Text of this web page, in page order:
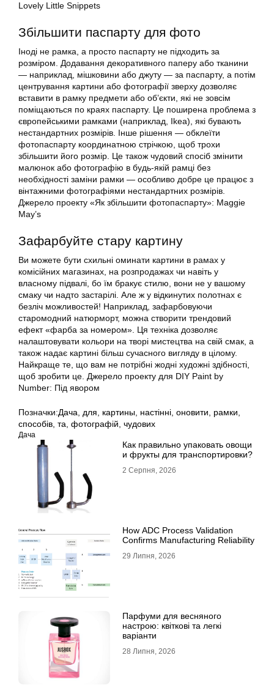
Lovely Little Snippets
Збільшити паспарту для фото
Іноді не рамка, а просто паспарту не підходить за
розміром. Додавання декоративного паперу або тканини
— наприклад, мішковини або джуту — за паспарту, а потім
центрування картини або фотографії зверху дозволяє
вставити в рамку предмети або об’єкти, які не зовсім
поміщаються по краях паспарту. Це поширена проблема з
європейськими рамками (наприклад, Ikea), які бувають
нестандартних розмірів. Інше рішення — обклеїти
фотопаспарту координатною стрічкою, щоб трохи
збільшити його розмір. Це також чудовий спосіб змінити
малюнок або фотографію в будь-якій рамці без
необхідності заміни рамки — особливо добре це працює з
вінтажними фотографіями нестандартних розмірів.
Джерело проекту «Як збільшити фотопаспарту»: Maggie
May’s
Зафарбуйте стару картину
Ви можете бути схильні оминати картини в рамах у
комісійних магазинах, на розпродажах чи навіть у
власному підвалі, бо їм бракує стилю, вони не у вашому
смаку чи надто застарілі. Але ж у відкинутих полотнах є
безліч можливостей! Наприклад, зафарбовуючи
старомодний натюрморт, можна створити трендовий
ефект «фарба за номером». Ця техніка дозволяє
налаштовувати кольори на творі мистецтва на свій смак, а
також надає картині більш сучасного вигляду в цілому.
Найкраще те, що вам не потрібні жодні художні здібності,
щоб зробити це. Джерело проекту для DIY Paint by
Number: Під явором
Позначки:Дача, для, картины, настінні, оновити, рамки,
способів, та, фотографій, чудових
Дача
Как правильно упаковать овощи
и фрукты для транспортировки?
2 Серпня, 2026
How ADC Process Validation
Confirms Manufacturing Reliability
29 Липня, 2026
Парфуми для весняного
настрою: квіткові та легкі
варіанти
28 Липня, 2026